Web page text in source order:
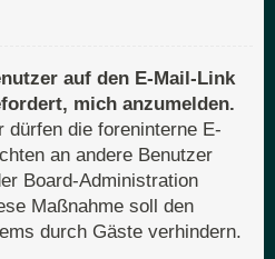
auf den E-Mail-Link
mich anzumelden.
dürfen die foreninterne E-
an andere Benutzer
Board-Administration
Maßnahme soll den
durch Gäste verhindern.